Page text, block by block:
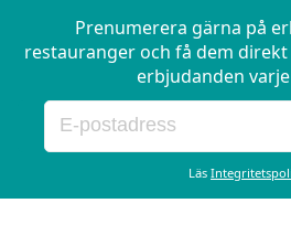
Prenumerera gärna på
restauranger och få dem direkt
erbjudanden
Läs